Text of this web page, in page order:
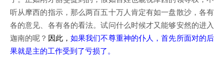
听从摩西的指示，那么两百五十万人肯定有如一盘散沙，各有
各的意见、各有各的看法。试问什么时候才又能够安然的进入
迦南的呢？ 因此， 如果我们不尊重神的仆人，首先所面对的后
果就是主的工作受到了亏损了。